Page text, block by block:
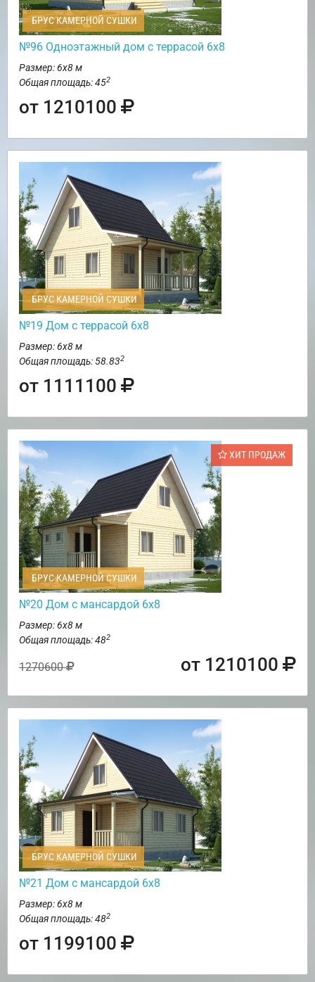
БРУС КАМЕРНОЙ СУШКИ
№96 Одноэтажный дом с террасой 6х8
Размер: 6х8 м
Общая площадь: 452
от 1210100
БРУС КАМЕРНОЙ СУШКИ
№19 Дом с террасой 6х8
Размер: 6х8 м
Общая площадь: 58.832
от 1111100
ХИТ ПРОДАЖ
БРУС КАМЕРНОЙ СУШКИ
№20 Дом с мансардой 6х8
Размер: 6х8 м
Общая площадь: 482
1270600 от 1210100
БРУС КАМЕРНОЙ СУШКИ
№21 Дом с мансардой 6х8
Размер: 6х8 м
Общая площадь: 482
от 1199100